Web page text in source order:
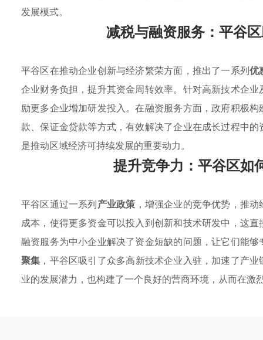
发展模式。
减税与融资服务：平谷
平谷区在推动企业创新与经济繁荣方面，推出了一系列优
企业财务负担，提升其资金周转效率。针对高新技术企
励更多企业增加研发投入。在融资服务方面，政府积极
款、保证金贷款等方式，有效解决了企业在成长过程中
是推动区域经济可持续发展的重要动力。
提升竞争力：平谷区如
平谷区通过一系列产业政策 ，增强企业的竞争优势，推
成本，使得更多资金可以投入到创新和技术研发中，这
融资服务为中小企业解决了资金短缺的问题，让它们能
聚集 ，平谷区吸引了众多高新技术企业入驻，加速了产
业的发展潜力，也构建了一个良好的营商环境，从而在激